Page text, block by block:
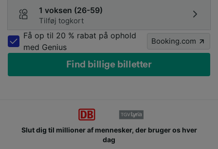
1 voksen (26-59)
Tilføj togkort
Få op til 20 % rabat på ophold
med Genius
Booking.com
Find billige billetter
Slut dig til millioner af mennesker, der bruger os hver
dag